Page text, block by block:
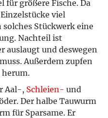
für größere Fische. Da
viel
Stückwerk eine
Nachteil ist
auslaugt und deswegen
Außerdem zupfen
herum.
Aal-, Schleien- und
Der halbe Tauwurm
für Sparsame. Er